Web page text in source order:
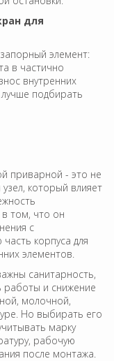
для
элемент:
в частично
внутренних
подбирать
приварной - это не
который влияет
том, что он
с
корпуса для
элементов.
санитарность,
работы и снижение
молочной,
Но выбирать его
марку
рабочую
после монтажа.